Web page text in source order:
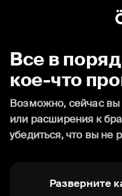
Все в
кое-что
Возможно, сейчас вы
или расширения к
убедиться, что вы не
Разверните